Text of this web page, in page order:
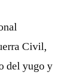
Civil,
del yugo y